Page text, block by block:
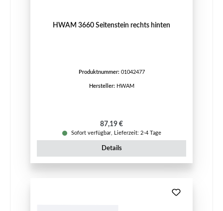
HWAM 3660 Seitenstein rechts hinten
Produktnummer: 01042477
Hersteller: HWAM
Regulärer Preis:
87,19 €
Sofort verfügbar, Lieferzeit: 2-4 Tage
Details